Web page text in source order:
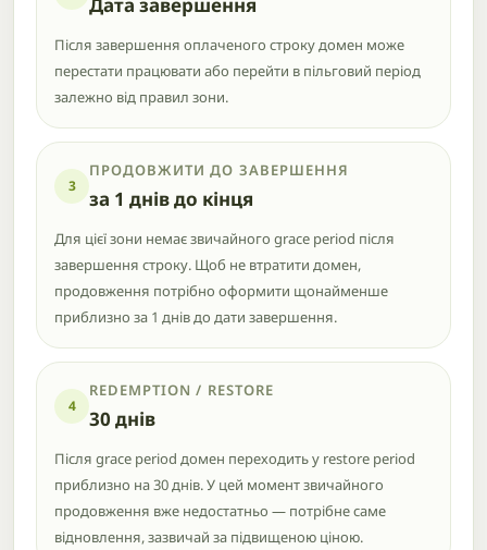
Після завершення оплаченого строку домен може
перестати працювати або перейти в пільговий період
залежно від правил зони.
3
ПРОДОВЖИТИ ДО ЗАВЕРШЕННЯ
за 1 днів до кінця
Для цієї зони немає звичайного grace period після
завершення строку. Щоб не втратити домен,
продовження потрібно оформити щонайменше
приблизно за 1 днів до дати завершення.
4
REDEMPTION / RESTORE
30 днів
Після grace period домен переходить у restore period
приблизно на 30 днів. У цей момент звичайного
продовження вже недостатньо — потрібне саме
відновлення, зазвичай за підвищеною ціною.